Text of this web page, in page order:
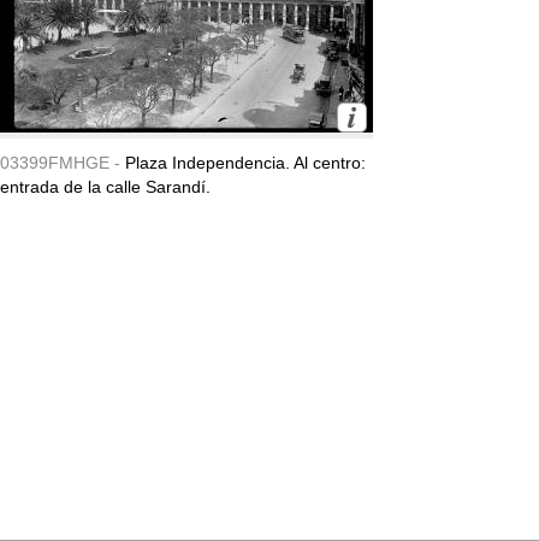
03399FMHGE - Plaza Independencia. Al centro:
entrada de la calle Sarandí.